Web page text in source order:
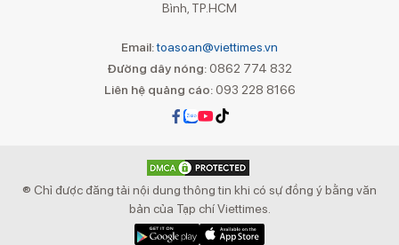
Bình, TP.HCM
Email:toasoan@viettimes.vn
Đường dây nóng: 0862 774 832
Liên hệ quảng cáo:093 228 8166
® Chỉ được đăng tải nội dung thông tin khi có sự đồng ý bằng văn
bản của Tạp chí Viettimes.